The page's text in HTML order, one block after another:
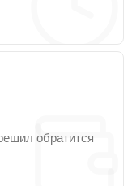
обратится